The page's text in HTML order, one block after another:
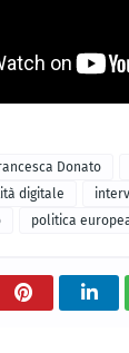
Donato
digitale
politica